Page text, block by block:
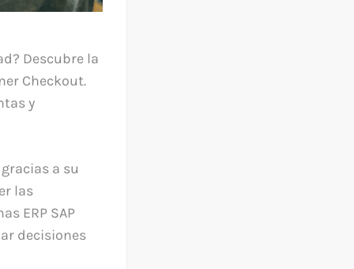
Descubre la
Checkout.
y
a su
las
ERP SAP
decisiones